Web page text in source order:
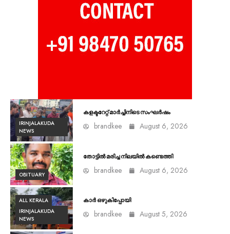
IRINJALAKUDA
NEWS
കളക്ടറേറ്റ് മാർച്ചിനിടെ സംഘർഷം
brandkee August 6, 2026
OBITUARY
തോട്ടിൽ മരിച്ച നിലയിൽ കണ്ടെത്തി
brandkee August 6, 2026
ALL KERALA
IRINJALAKUDA
NEWS
കാർ ഒഴുകിപ്പോയി
brandkee August 5, 2026